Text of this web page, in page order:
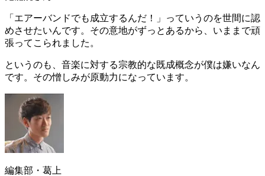
「エアーバンドでも成立するんだ！」っていうのを世間に認
めさせたいんです。その意地がずっとあるから、いままで頑
張ってこられました。
というのも、音楽に対する宗教的な既成概念が僕は嫌いなん
です。その憎しみが原動力になっています。
編集部・葛上